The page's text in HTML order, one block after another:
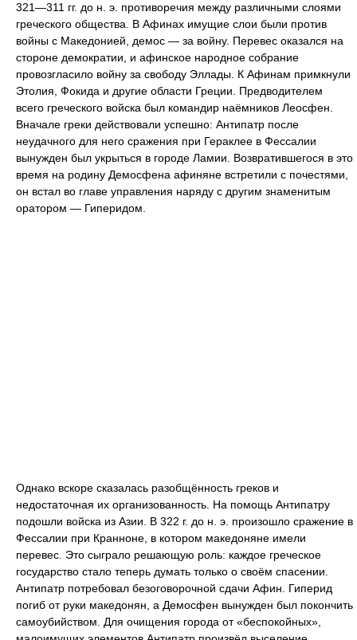
321—311 гг. до н. э. противоречия между различными слоями
греческого общества. В Афинах имущие слои были против
войны с Македонией, демос — за войну. Перевес оказался на
стороне демократии, и афинское народное собрание
провозгласило войну за свободу Эллады. К Афинам примкнули
Этолия, Фокида и другие области Греции. Предводителем
всего греческого войска был командир наёмников Леосфен.
Вначале греки действовали успешно: Антипатр после
неудачного для него сражения при Гераклее в Фессалии
вынужден был укрыться в городе Ламии. Возвратившегося в это
время на родину Демосфена афиняне встретили с почестями,
он встал во главе управления наряду с другим знаменитым
оратором — Гиперидом.
Однако вскоре сказалась разобщённость греков и
недостаточная их организованность. На помощь Антипатру
подошли войска из Азии. В 322 г. до н. э. произошло сражение в
Фессалии при Кранноне, в котором македоняне имели
перевес. Это сыграло решающую роль: каждое греческое
государство стало теперь думать только о своём спасении.
Антипатр потребовал безоговорочной сдачи Афин. Гиперид
погиб от руки македонян, а Демосфен вынужден был покончить
самоубийством. Для очищения города от «беспокойных»,